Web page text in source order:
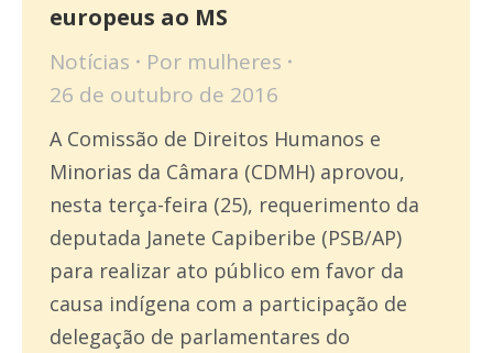
europeus ao MS
Notícias Por mulheres
26 de outubro de 2016
A Comissão de Direitos Humanos e
Minorias da Câmara (CDMH) aprovou,
nesta terça-feira (25), requerimento da
deputada Janete Capiberibe (PSB/AP)
para realizar ato público em favor da
causa indígena com a participação de
delegação de parlamentares do